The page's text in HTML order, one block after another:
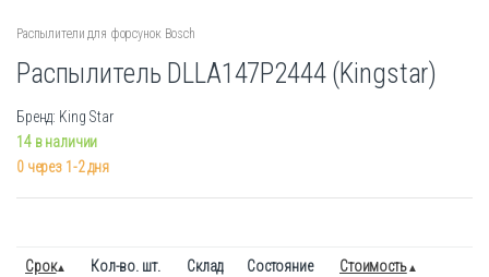
Распылители для форсунок Bosch
Распылитель DLLA147P2444 (Kingstar)
Бренд: King Star
14 в наличии
0 через 1-2 дня
Срок Кол-во. шт. Склад Состояние Стоимость